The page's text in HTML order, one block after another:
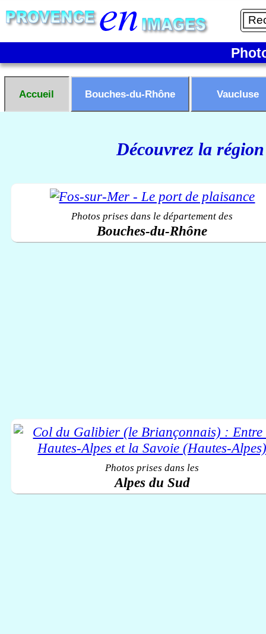
Accueil Bouches-du-Rhône Vaucluse
Découvrez la
Photos prises dans le département des
Bouches-du-Rhône
Photos prises dans les
Alpes du Sud